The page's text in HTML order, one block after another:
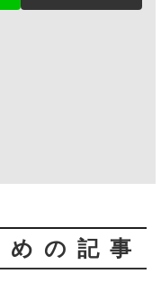
の記事